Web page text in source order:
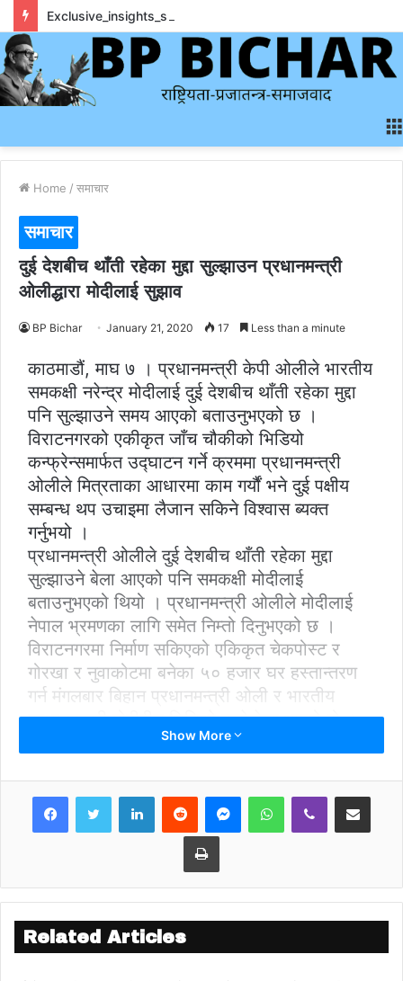
Home / समाचार
समाचार
दुई देशबीच थाँती रहेका मुद्दा सुल्झाउन प्रधानमन्त्री
ओलीद्धारा मोदीलाई सुझाव
BP Bichar January 21, 2020 17 Less than a minute
काठमाडौं, माघ ७ । प्रधानमन्त्री केपी ओलीले भारतीय
समकक्षी नरेन्द्र मोदीलाई दुई देशबीच थाँती रहेका मुद्दा
पनि सुल्झाउने समय आएको बताउनुभएको छ ।
विराटनगरको एकीकृत जाँच चौकीको भिडियो
कन्फ्रेन्समार्फत उद्घाटन गर्ने क्रममा प्रधानमन्त्री
ओलीले मित्रताका आधारमा काम गर्यौं भने दुई पक्षीय
सम्बन्ध थप उचाइमा लैजान सकिने विश्वास ब्यक्त
गर्नुभयो ।
प्रधानमन्त्री ओलीले दुई देशबीच थाँती रहेका मुद्दा
सुल्झाउने बेला आएको पनि समकक्षी मोदीलाई
बताउनुभएको थियो । प्रधानमन्त्री ओलीले मोदीलाई
नेपाल भ्रमणका लागि समेत निम्तो दिनुभएको छ ।
विराटनगरमा निर्माण सकिएको एकिकृत चेकपोस्ट र
गोरखा र नुवाकोटमा बनेका ५० हजार घर हस्तान्तरण
गर्न मंगलबार बिहान प्रधानमन्त्री ओली र भारतीय
प्रधानमन्त्री मोदीबीच भिडिओ कन्फेरेन्स भएको हो ।
Show More
LinkedInReddit MessengerWhatsAppViber Share via Email
Print
Related Articles